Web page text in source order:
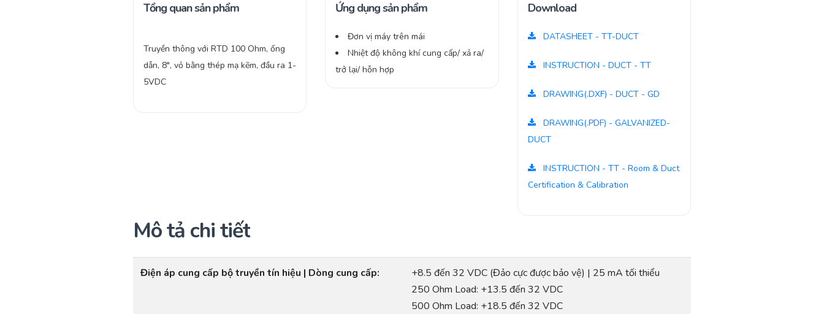
Tổng quan sản phẩm
Truyền thông với RTD 100 Ohm, ống
dẫn, 8″, vỏ bằng thép mạ kẽm, đầu ra 1-
5VDC
Ứng dụng sản phẩm
Đơn vị máy trên mái
Nhiệt độ không khí cung cấp/ xả ra/
trở lại/ hỗn hợp
Download
DATASHEET - TT-DUCT
INSTRUCTION - DUCT - TT
DRAWING(.DXF) - DUCT - GD
DRAWING(.PDF) - GALVANIZED-
DUCT
INSTRUCTION - TT - Room & Duct
Certification & Calibration
Mô tả chi tiết
Điện áp cung cấp bộ truyền tín hiệu | Dòng cung cấp:
+8.5 đến 32 VDC (Đảo cực được bảo vệ) | 25 mA tối thiểu
250 Ohm Load: +13.5 đến 32 VDC
500 Ohm Load: +18.5 đến 32 VDC